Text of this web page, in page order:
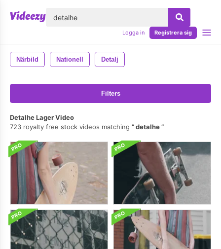
Logga in Registrera sig
Närbild Nationell Detalj
Filters
Detalhe Lager Video
723 royalty free stock videos matching
detalhe